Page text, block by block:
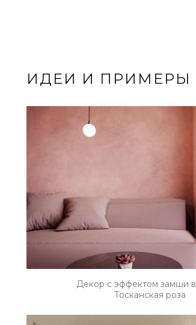
Декор с эффектом замши
Тосканская роза
ИДЕИ И ПРИМЕРЫ